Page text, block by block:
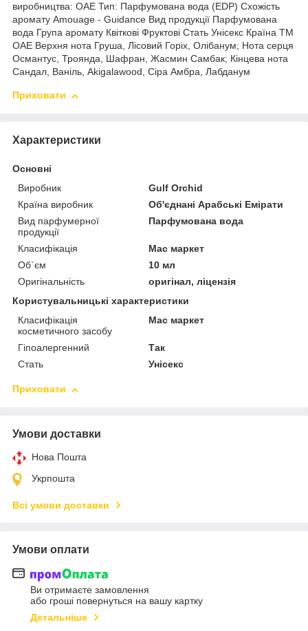
виробництва: ОАЕ Тип: Парфумована вода (EDP) Схожість
аромату Amouage - Guidance Вид продукції Парфумована
вода Група аромату Квіткові Фруктові Стать Унісекс Країна ТМ
ОАЕ Верхня нота Груша, Лісовий Горіх, Олібанум; Нота серця
Османтус, Троянда, Шафран, Жасмин Самбак; Кінцева нота
Сандал, Ваніль, Akigalawood, Сіра Амбра, Лабданум
Приховати
Характеристики
Основні
Виробник
Gulf Orchid
Країна виробник
Об'єднані Арабські Емірати
Вид парфумерної
продукції
Парфумована вода
Класифікація
Мас маркет
Об`єм
10 мл
Оригінальність
оригінал, ліцензія
Користувальницькі характеристики
Класифікація
косметичного засобу
Мас маркет
Гіпоалергенний
Так
Стать
Унісекс
Приховати
Умови доставки
Нова Пошта
Укрпошта
Всі умови доставки
Умови оплати
Ви отримаєте замовлення
або гроші повернуться на вашу картку
Детальніше